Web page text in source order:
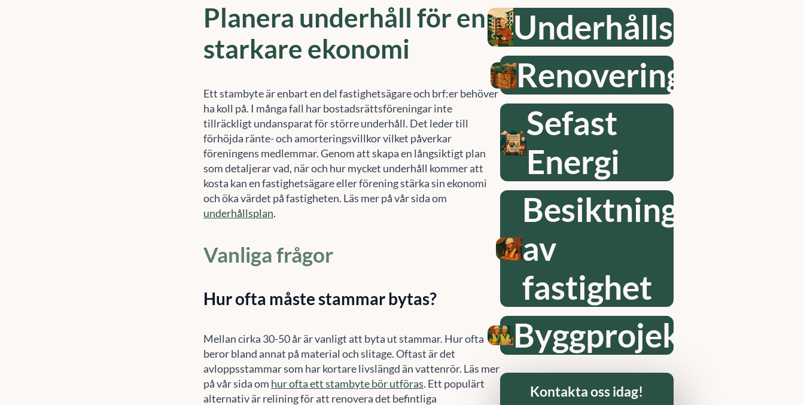
För att ge en bra upplevelse använder vi teknik som cookies för att lagra och/eller komma åt
enhetsinformation. När du samtycker till dessa tekniker kan vi behandla data som
surfbeteende eller unika ID:n på denna webbplats. Om du inte samtycker eller om du
återkallar ditt samtycke kan detta påverka vissa funktioner negativt.
Acceptera Neka Visa preferenser
Planera underhåll för en
starkare ekonomi
Ett stambyte är enbart en del fastighetsägare och brf:er behöver
ha koll på. I många fall har bostadsrättsföreningar inte
tillräckligt undansparat för större underhåll. Det leder till
förhöjda ränte- och amorteringsvillkor vilket påverkar
föreningens medlemmar. Genom att skapa en långsiktigt plan
som detaljerar vad, när och hur mycket underhåll kommer att
kosta kan en fastighetsägare eller förening stärka sin ekonomi
och öka värdet på fastigheten. Läs mer på vår sida om
underhållsplan.
Vanliga frågor
Hur ofta måste stammar bytas?
Mellan cirka 30-50 år är vanligt att byta ut stammar. Hur ofta
beror bland annat på material och slitage. Oftast är det
avloppsstammar som har kortare livslängd än vattenrör. Läs mer
på vår sida om hur ofta ett stambyte bör utföras. Ett populärt
alternativ är relining för att renovera det befintliga
Underhållsplan
Renovering
Sefast
Energi
Besiktning
av
fastighet
Byggprojektledning
Kontakta oss idag!